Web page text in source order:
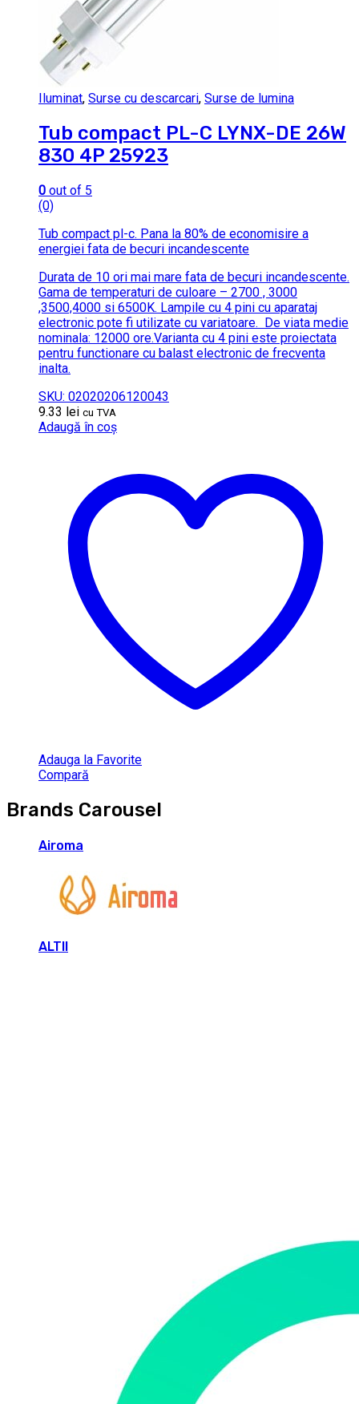
Iluminat, Surse cu descarcari, Surse de lumina
Tub compact PL-C LYNX-DE 26W
830 4P 25923
0 out of 5
(0)
Tub compact pl-c. Pana la 80% de economisire a
energiei fata de becuri incandescente
Durata de 10 ori mai mare fata de becuri incandescente.
Gama de temperaturi de culoare – 2700 , 3000
,3500,4000 si 6500K. Lampile cu 4 pini cu aparataj
electronic pote fi utilizate cu variatoare.
De viata medie
nominala: 12000 ore.Varianta cu 4 pini este proiectata
pentru functionare cu balast electronic de frecventa
inalta.
SKU: 02020206120043
9.33 lei cu TVA
Adaugă în coș
Adauga la Favorite
Compară
Brands Carousel
Airoma
ALTII